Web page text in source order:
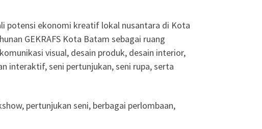
potensi ekonomi kreatif lokal nusantara di Kota
GEKRAFS Kota Batam sebagai ruang
visual, desain produk, desain interior,
interaktif, seni pertunjukan, seni rupa, serta
pertunjukan seni, berbagai perlombaan,